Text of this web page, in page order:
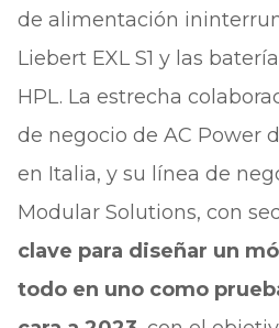
de alimentación
Liebert EXL S1 y las
HPL. La estrecha
de negocio de AC Power
en Italia, y su línea de
Modular Solutions, con
clave para diseñar un
todo en uno como